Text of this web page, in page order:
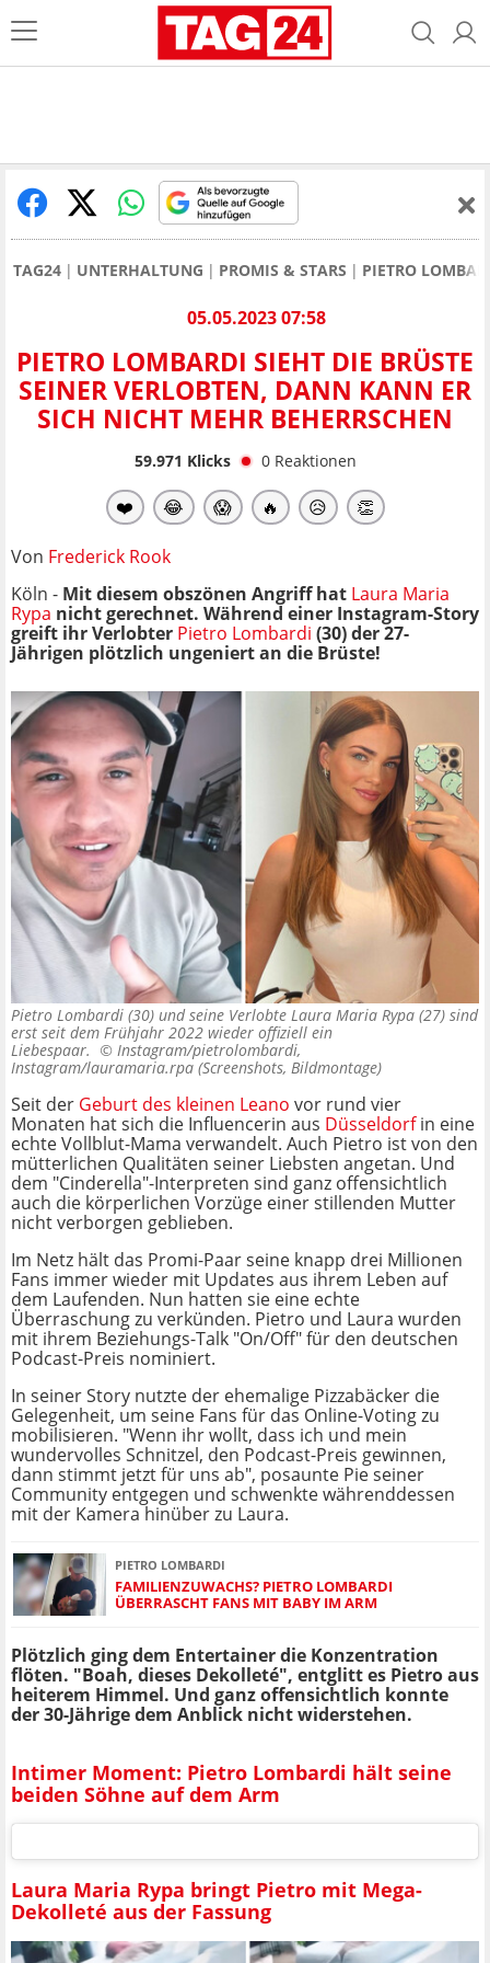
TAG24 UNTERHALTUNG PROMIS & STARS PIETRO
05.05.2023 07:58
PIETRO LOMBARDI SIEHT DIE BRÜSTE
SEINER VERLOBTEN, DANN KANN ER
SICH NICHT MEHR BEHERRSCHEN
59.971 Klicks 0 Reaktionen
❤️ 😂 😱 🔥 😥 👏
Von Frederick Rook
Köln - Mit diesem obszönen Angriff hat Laura Maria
Rypa nicht gerechnet. Während einer Instagram-Story
greift ihr Verlobter Pietro Lombardi (30) der 27-
Jährigen plötzlich ungeniert an die Brüste!
Pietro Lombardi (30) und seine Verlobte Laura Maria Rypa (27) sind
erst seit dem Frühjahr 2022 wieder offiziell ein
Liebespaar. © Instagram/pietrolombardi,
Instagram/lauramaria.rpa (Screenshots, Bildmontage)
Seit der Geburt des kleinen Leano vor rund vier
Monaten hat sich die Influencerin aus Düsseldorfin eine
echte Vollblut-Mama verwandelt. Auch Pietro ist von den
mütterlichen Qualitäten seiner Liebsten angetan. Und
dem "Cinderella"-Interpreten sind ganz offensichtlich
auch die körperlichen Vorzüge einer stillenden Mutter
nicht verborgen geblieben.
Im Netz hält das Promi-Paar seine knapp drei Millionen
Fans immer wieder mit Updates aus ihrem Leben auf
dem Laufenden. Nun hatten sie eine echte
Überraschung zu verkünden. Pietro und Laura wurden
mit ihrem Beziehungs-Talk "On/Off" für den deutschen
Podcast-Preis nominiert.
In seiner Story nutzte der ehemalige Pizzabäcker die
Gelegenheit, um seine Fans für das Online-Voting zu
mobilisieren. "Wenn ihr wollt, dass ich und mein
wundervolles Schnitzel, den Podcast-Preis gewinnen,
dann stimmt jetzt für uns ab", posaunte Pie seiner
Community entgegen und schwenkte währenddessen
mit der Kamera hinüber zu Laura.
PIETRO LOMBARDI
FAMILIENZUWACHS? PIETRO LOMBARDI
ÜBERRASCHT FANS MIT BABY IM ARM
Plötzlich ging dem Entertainer die Konzentration
flöten. "Boah, dieses Dekolleté", entglitt es Pietro aus
heiterem Himmel. Und ganz offensichtlich konnte
der 30-Jährige dem Anblick nicht widerstehen.
Intimer Moment: Pietro Lombardi hält seine
beiden Söhne auf dem Arm
Laura Maria Rypa bringt Pietro mit Mega-
Dekolleté aus der Fassung